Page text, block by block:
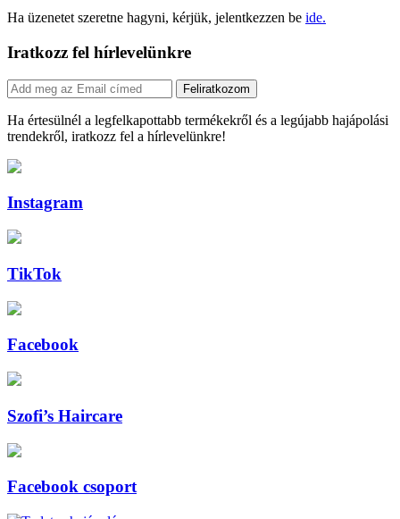
Ha üzenetet szeretne hagyni, kérjük, jelentkezzen be ide.
Iratkozz fel hírlevelünkre
Feliratkozom
Ha értesülnél a legfelkapottabb termékekről és a legújabb hajápolási
trendekről, iratkozz fel a hírlevelünkre!
Instagram
TikTok
Facebook
Szofi’s Haircare
Facebook csoport